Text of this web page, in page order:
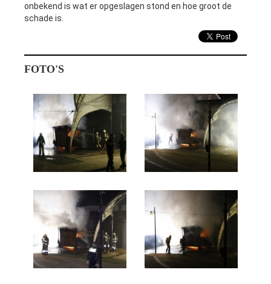
onbekend is wat er opgeslagen stond en hoe groot de
schade is.
FOTO'S